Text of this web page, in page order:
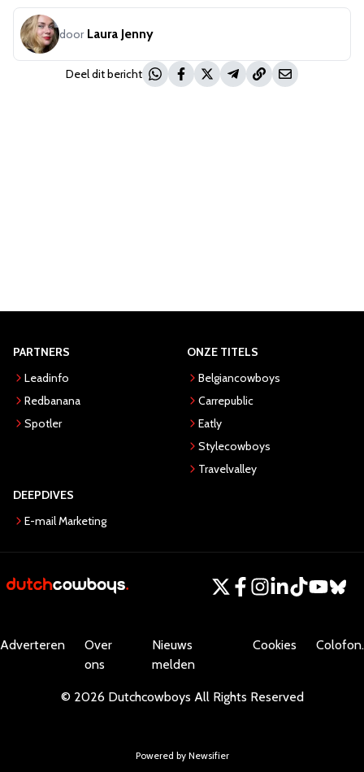
door Laura Jenny
Deel dit bericht
PARTNERS
Leadinfo
Redbanana
Spotler
ONZE TITELS
Belgiancowboys
Carrepublic
Eatly
Stylecowboys
Travelvalley
DEEPDIVES
E-mail Marketing
Adverteren
Over
ons
Nieuws
melden
Cookies Colofon.
© 2026 Dutchcowboys All Rights Reserved
Powered by Newsifier